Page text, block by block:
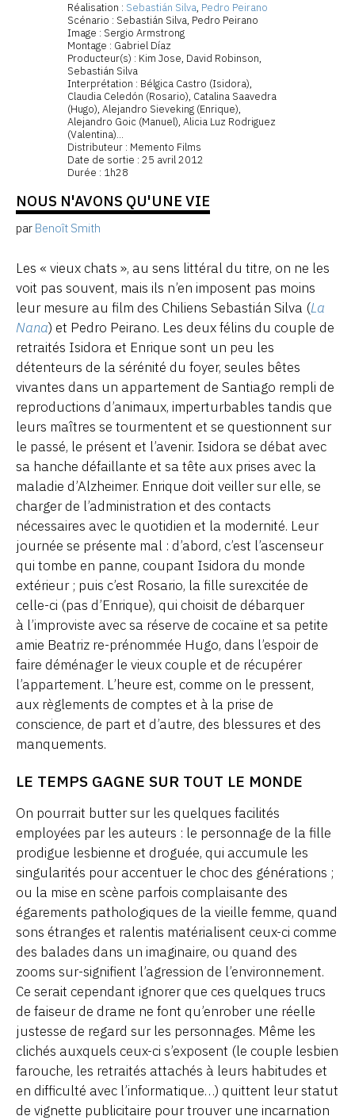
Réalisation : Sebastián Silva, Pedro Peirano
Scénario : Sebastián Silva, Pedro Peirano
Image : Sergio Armstrong
Montage : Gabriel Díaz
Producteur(s) : Kim Jose, David Robinson,
Sebastián Silva
Interprétation : Bélgica Castro (Isidora),
Claudia Celedón (Rosario), Catalina Saavedra
(Hugo), Alejandro Sieveking (Enrique),
Alejandro Goic (Manuel), Alicia Luz Rodriguez
(Valentina)...
Distributeur : Memento Films
Date de sortie : 25 avril 2012
Durée : 1h28
NOUS N'AVONS QU'UNE VIE
par Benoît Smith
Les « vieux chats », au sens littéral du titre, on ne les
voit pas souvent, mais ils n’en imposent pas moins
leur mesure au film des Chiliens Sebastián Silva (La
Nana) et Pedro Peirano. Les deux félins du couple de
retraités Isidora et Enrique sont un peu les
détenteurs de la sérénité du foyer, seules bêtes
vivantes dans un appartement de Santiago rempli de
reproductions d’animaux, imperturbables tandis que
leurs maîtres se tourmentent et se questionnent sur
le passé, le présent et l’avenir. Isidora se débat avec
sa hanche défaillante et sa tête aux prises avec la
maladie d’Alzheimer. Enrique doit veiller sur elle, se
charger de l’administration et des contacts
nécessaires avec le quotidien et la modernité. Leur
journée se présente mal : d’abord, c’est l’ascenseur
qui tombe en panne, coupant Isidora du monde
extérieur ; puis c’est Rosario, la fille surexcitée de
celle-ci (pas d’Enrique), qui choisit de débarquer
à l’improviste avec sa réserve de cocaïne et sa petite
amie Beatriz re-prénommée Hugo, dans l’espoir de
faire déménager le vieux couple et de récupérer
l’appartement. L’heure est, comme on le pressent,
aux règlements de comptes et à la prise de
conscience, de part et d’autre, des blessures et des
manquements.
LE TEMPS GAGNE SUR TOUT LE MONDE
On pourrait butter sur les quelques facilités
employées par les auteurs : le personnage de la fille
prodigue lesbienne et droguée, qui accumule les
singularités pour accentuer le choc des générations ;
ou la mise en scène parfois complaisante des
égarements pathologiques de la vieille femme, quand
sons étranges et ralentis matérialisent ceux-ci comme
des balades dans un imaginaire, ou quand des
zooms sur-signifient l’agression de l’environnement.
Ce serait cependant ignorer que ces quelques trucs
de faiseur de drame ne font qu’enrober une réelle
justesse de regard sur les personnages. Même les
clichés auxquels ceux-ci s’exposent (le couple lesbien
farouche, les retraités attachés à leurs habitudes et
en difficulté avec l’informatique…) quittent leur statut
de vignette publicitaire pour trouver une incarnation